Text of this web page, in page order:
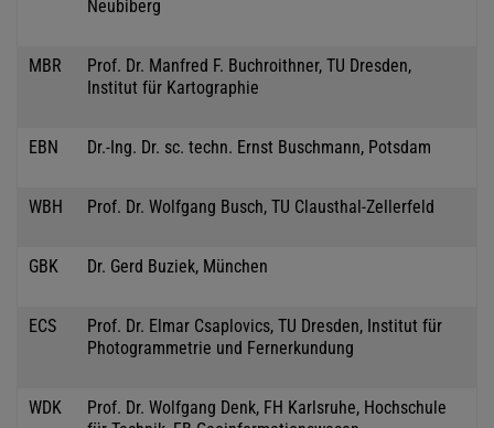
Neubiberg
MBR
Prof. Dr. Manfred F. Buchroithner, TU Dresden,
Institut für Kartographie
EBN Dr.-Ing. Dr. sc. techn. Ernst Buschmann, Potsdam
WBH Prof. Dr. Wolfgang Busch, TU Clausthal-Zellerfeld
GBK Dr. Gerd Buziek, München
ECS
Prof. Dr. Elmar Csaplovics, TU Dresden, Institut für
Photogrammetrie und Fernerkundung
WDK
Prof. Dr. Wolfgang Denk, FH Karlsruhe, Hochschule